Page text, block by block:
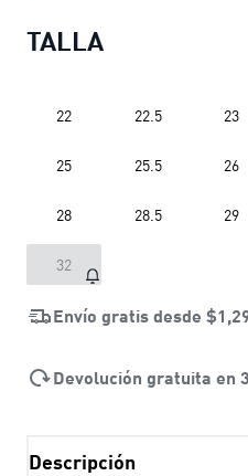
TALLA
22 22.5 23
25 25.5 26
28 28.5 29
32
Envío gratis desde
Devolución gratuita en
Descripción